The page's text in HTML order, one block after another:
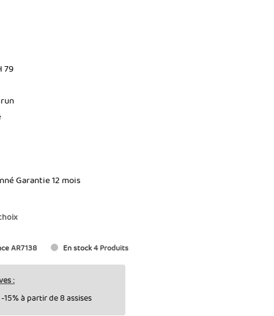
79
Garantie 12 mois
AR7138 En stock4 Produits
:
à partir de 8 assises